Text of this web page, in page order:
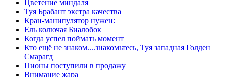
Цветение миндаля
Туя Брабант экстра качества
Кран-манипулятор нужен:
Ель колючая Биалобок
Когда успел поймать момент
Кто ещё не знаком....знакомьтесь, Туя западная Голден
Смарагд
Пионы поступили в продажу
Внимание жара